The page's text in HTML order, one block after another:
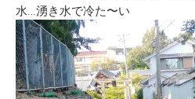
水…湧き水で冷た〜い